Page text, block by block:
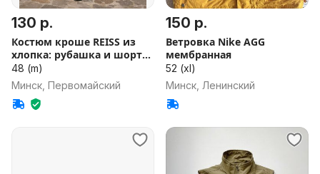
130 р.
Костюм кроше REISS из
хлопка: рубашка и шорты
(М)
48 (m)
Минск, Первомайский
150 р.
Ветровка Nike AGG
мембранная
52 (xl)
Минск, Ленинский